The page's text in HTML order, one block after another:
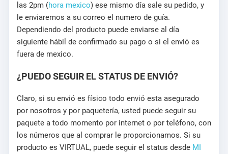
las 2pm (hora mexico) ese mismo día sale su pedido, y
le enviaremos a su correo el numero de guía.
Dependiendo del producto puede enviarse al día
siguiente hábil de confirmado su pago o si el envió es
fuera de mexico.
¿PUEDO SEGUIR EL STATUS DE ENVIÓ?
Claro, si su envió es físico todo envió esta asegurado
por nosotros y por paquetería, usted puede seguir su
paquete a todo momento por internet o por teléfono, con
los números que al comprar le proporcionamos. Si su
producto es VIRTUAL, puede seguir el status desde MI